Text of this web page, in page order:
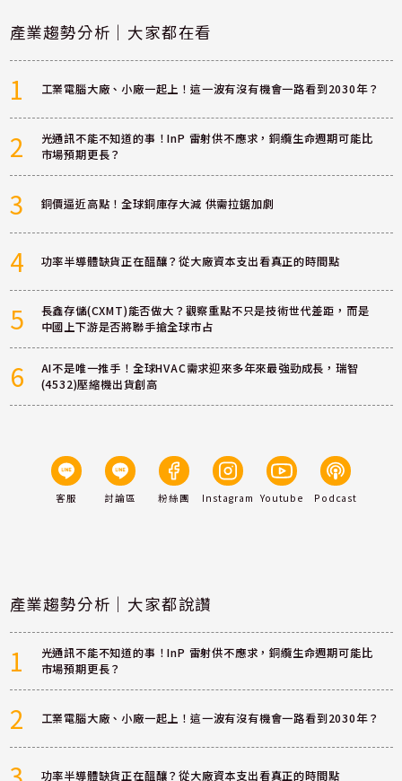
產業趨勢分析｜大家都在看
1 工業電腦大廠、小廠一起上！這一波有沒有機會一路看到2030年？
2
光通訊不能不知道的事！InP 雷射供不應求，銅纜生命週期可能比
市場預期更長？
3 銅價逼近高點！全球銅庫存大減 供需拉鋸加劇
4 功率半導體缺貨正在醞釀？從大廠資本支出看真正的時間點
5
長鑫存儲(CXMT)能否做大？觀察重點不只是技術世代差距，而是
中國上下游是否將聯手搶全球市占
6
AI不是唯一推手！全球HVAC需求迎來多年來最強勁成長，瑞智
(4532)壓縮機出貨創高
客服 討論區 粉絲團 Instagram Youtube Podcast
產業趨勢分析｜大家都說讚
1
光通訊不能不知道的事！InP 雷射供不應求，銅纜生命週期可能比
市場預期更長？
2 工業電腦大廠、小廠一起上！這一波有沒有機會一路看到2030年？
功率半導體缺貨正在醞釀？從大廠資本支出看真正的時間點